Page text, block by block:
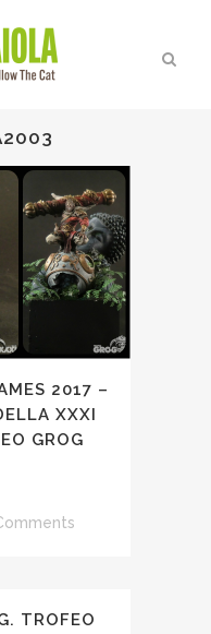
2017 –
XXXI
GROG
TROFEO